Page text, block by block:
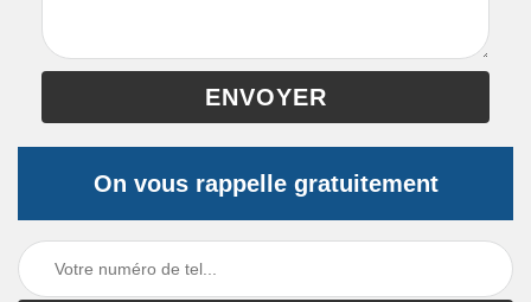
On vous rappelle gratuitement